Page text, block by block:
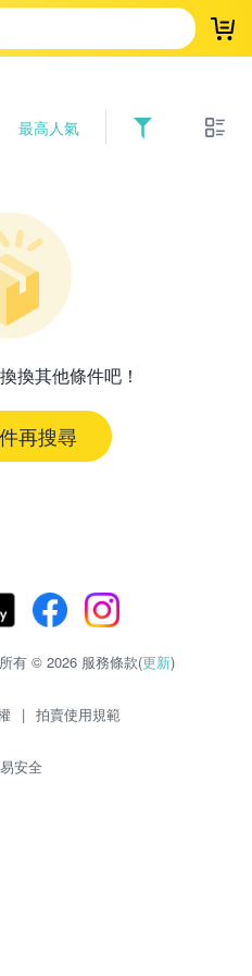
登
最高人氣
換其他條件吧！
再搜尋
有 © 2026 服務條款(更新)
| 拍賣使用規範
安全